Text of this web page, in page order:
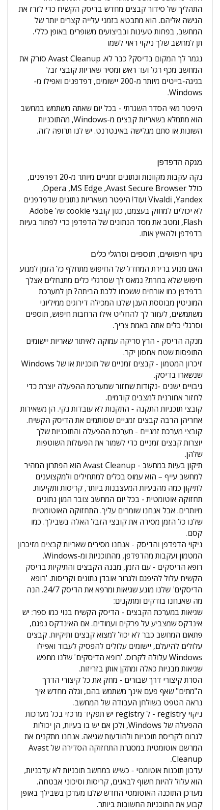
התהליך של סידור קבצים מחדש בדיסק הקשיח כדי לזרז את
הגישה אליהם. הוא מתבטא בזמני עלייה קצרים יותר של
המחשב, בפחות טעינות ובביצועים משופרים באופן כללי.
תן למחשב שלך ניקוי ראוי לשמו
נגמר לך המקום בדיסק? כבר לא. Avast Cleanup סורק את
המחשב מכף רגל ועד ראש ומסיר שאריות קובצי זבל
בגיגה-בייטים מיותר מ-200 יישומים, דפדפנים ואפילו מ-
Windows.
היפטר מאי הסדר השגרתי - בכל יום שאתה משתמש במחשב
הוא מתמלא בשאריות קבצים מ-Windows, מהתוכניות
השונות או סתם מגלישה באינטרנט. יש לנו תרופה לזה.
מנקה הדפדפן
נקה עקבות מקוונות ונתונים זמניים מיותר מ-20 דפדפנים,
כולל Avast Secure Browser‏, MS Edge‏, Opera‏,
Yandex‏, Vivaldi ועוד! היפטר משאריות נתונים שדפדפנים
לא יכולים למחוק בעצמם, כגון קובצי cookie של Adobe
Flash, ומטב את מסד הנתונים של הדפדפן כדי לפתור בעיות
בדפדפן ולהאיץ אותו.
ניקוי חיפושים, תוספים וסרגלי כלים
האם מנוע ברירת המחדל של החיפוש מתחלף כל הזמן למנוע
חיפוש שלא בחרת? נמאס לך שסרגלי כלים מתנחלים אצלך
בדפדפן כמו אורחים ששכחו ללכת הביתה? תן למערכת
המוניטין מבוססת הענן שלנו המכילה דירוגים ממיליוני
משתמשים, לעזור לך להחליט אילו הרחבות חיפוש, תוספים
וסרגלי כלים אתה באמת צריך.
מנקה הדיסק - הרץ סריקה עמוקה לאיתור שאריות יישומים
התופסות שטח אחסון יקר.
זיכרון המטמון - קבצים זמניים של תוכניות או של Windows
שנשארו בדיסק.
גיבויים ישנים -נקודות שחזור שמערכת ההפעלה יוצרת כדי
לחזור אחורנית למצבים קודמים.
קובצי תוכניות התקנה - התקנות לא עובדות נקי. הן משאירות
אחריהן הרבה קבצים זמניים שסותמים את הדיסק הקשיח.
קובצי מערכת זמניים - מערכת ההפעלה והתוכניות שלך
יוצרות קבצים זמניים כדי לשמור את הפעולות השוטפות
שלהן.
תיקון בעיות במחשב -
Avast Cleanup הוא הפתרון המהיר
למחשב עייף – הוא עמוס בכלים למתחילים ולמקצוענים
לתיקון כמה מהבעיות המעצבנות ביותר, קריסות ותקיעות.
תחזוקה אוטומטית - בכל יום המחשב צובר המון נתונים
מיותרים. אבל אנחנו שומרים עליך. התחזוקה האוטומטית
שלנו כל הזמן מסירה את קובצי הזבל האלה בשבילך. כמו
קסם.
ניקוי הדפדפן והדיסק - אנחנו מסירים שאריות קבצים מזיכרון
המטמון ועקבות מהדפדפן, מהתוכניות ומ-Windows.
רופא הדיסקים - עם הזמן, מבנה הקבצים והתיקיות בדיסק
הקשיח עלול להיפגם ולגרור אובדן נתונים וקריסות. 'רופא
הדיסקים' שלנו מונע שגיאות ומרפא את הדיסק 24/7. הנה
מה שאנחנו בודקים ומתקנים:
שגיאות במערכת הקבצים - הדיסק הקשיח בנוי כמו ספר: יש
אינדקס שמצביע על פרקים ועמודים. אם האינדקס נפגם,
פתאום המחשב כבר לא יכול למצוא קבצים ותיקיות. קבצים
עלולים להיעלם, יישומים עלולים להפסיק לעבוד ואפילו
Windows עלולה לקרוס. 'רופא הדיסקים' שלנו מחפש
שגיאות מבניות כאלה ומתקן אותן בזריזות.
הסרת קיצורי דרך שבורים - מחק את כל קיצורי הדרך
ה"מתים" שאף פעם אינך משתמש בהם, וגלה מחדש איך
נראה הטפט בשולחן העבודה של המחשב.
ניקוי registry - ל registry יש תפקיד מרכזי בכל מערכות
ההפעלה של Windows, ולכן אם יש בו בעיות, הן יכולות
לגרום לקריסת תוכניות ולהודעות שגיאה. אנחנו מתקנים את
המרשם אוטומטית במסגרת התחזוקה הסדירה של Avast
Cleanup.
עדכון תוכנות אוטומטי - כשיש במחשב תוכניות לא עדכניות,
הוא עלול להיות חשוף לבאגים, קריסות וסיכוני אבטחה.
מעדכן התוכנה האוטומטי החדש שלנו מעדכן בשבילך באופן
קבוע את התוכניות החשובות ביותר.